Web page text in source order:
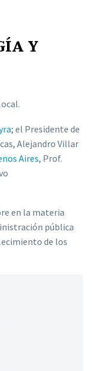
Y
; el Presidente de
Alejandro Villar
Aires, Prof.
en la materia
pública
de los